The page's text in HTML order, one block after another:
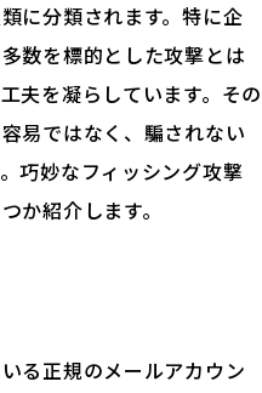
に分類されます。特に企
数を標的とした攻撃とは
夫を凝らしています。その
易ではなく、騙されない
巧妙なフィッシング攻撃
か紹介します。
る正規のメールアカウン